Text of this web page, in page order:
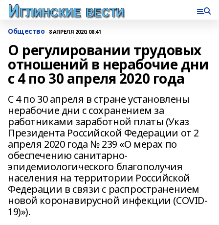
Общество 8 АПРЕЛЯ 2020, 08:41
О регулировании трудовых
отношений в нерабочие дни
с 4 по 30 апреля 2020 года
С 4 по 30 апреля в стране установлены
нерабочие дни с сохранением за
работниками заработной платы (Указ
Президента Российской Федерации от 2
апреля 2020 года № 239 «О мерах по
обеспечению санитарно-
эпидемиологического благополучия
населения на территории Российской
Федерации в связи с распространением
новой коронавирусной инфекции (COVID-
19)»).